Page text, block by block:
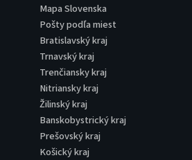
Mapa Slovenska
Pošty podľa miest
Bratislavský kraj
Trnavský kraj
Trenčiansky kraj
Nitriansky kraj
Žilinský kraj
Banskobystrický kraj
Prešovský kraj
Košický kraj